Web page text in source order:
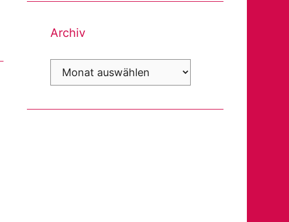
Archiv
Archiv